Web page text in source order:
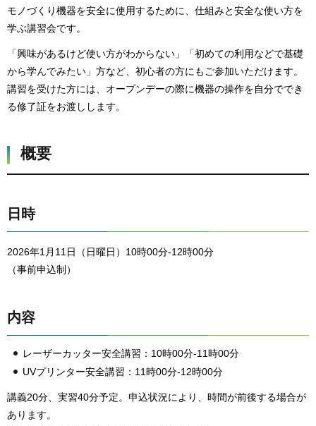
モノづくり機器を安全に使用するために、仕組みと安全な使い方を
学ぶ講習会です。
「興味があるけど使い方がわからない」「初めての利用などで基礎
から学んでみたい」方など、初心者の方にもご参加いただけます。
講習を受けた方には、オープンデーの際に機器の操作を自分ででき
る修了証をお渡しします。
概要
日時
2026年1月11日（日曜日）10時00分-12時00分
（事前申込制）
内容
レーザーカッター安全講習：10時00分-11時00分
UVプリンター安全講習：11時00分-12時00分
講義20分、実習40分予定。申込状況により、時間が前後する場合が
あります。